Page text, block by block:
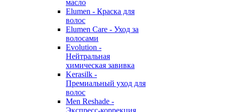
масло
Elumen - Краска для
волос
Elumen Care - Уход за
волосами
Evolution -
Нейтральная
химическая завивка
Kerasilk -
Премиальный уход для
волос
Men Reshade -
Экспресс-коррекция